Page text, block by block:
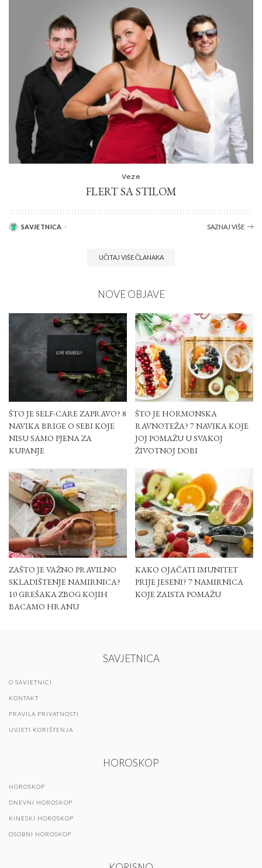
Veze
FLERT SA STILOM
SAVJETNICA SAZNAJ VIŠE
UČITAJ VIŠE ČLANAKA
NOVE OBJAVE
ŠTO JE SELF-CARE ZAPRAVO? 8
NAVIKA BRIGE O SEBI KOJE
NISU SAMO PJENA ZA
KUPANJE
ŠTO JE HORMONSKA
RAVNOTEŽA? 7 NAVIKA KOJE
JOJ POMAŽU U SVAKOJ
ŽIVOTNOJ DOBI
ZAŠTO JE VAŽNO PRAVILNO
SKLADIŠTENJE NAMIRNICA?
10 GREŠAKA ZBOG KOJIH
BACAMO HRANU
KAKO OJAČATI IMUNITET
PRIJE JESENI? 7 NAMIRNICA
KOJE ZAISTA POMAŽU
SAVJETNICA
O SAVJETNICI
KONTAKT
PRAVILA PRIVATNOSTI
UVJETI KORIŠTENJA
HOROSKOP
HOROSKOP
DNEVNI HOROSKOP
KINESKI HOROSKOP
OSOBNI HOROSKOP